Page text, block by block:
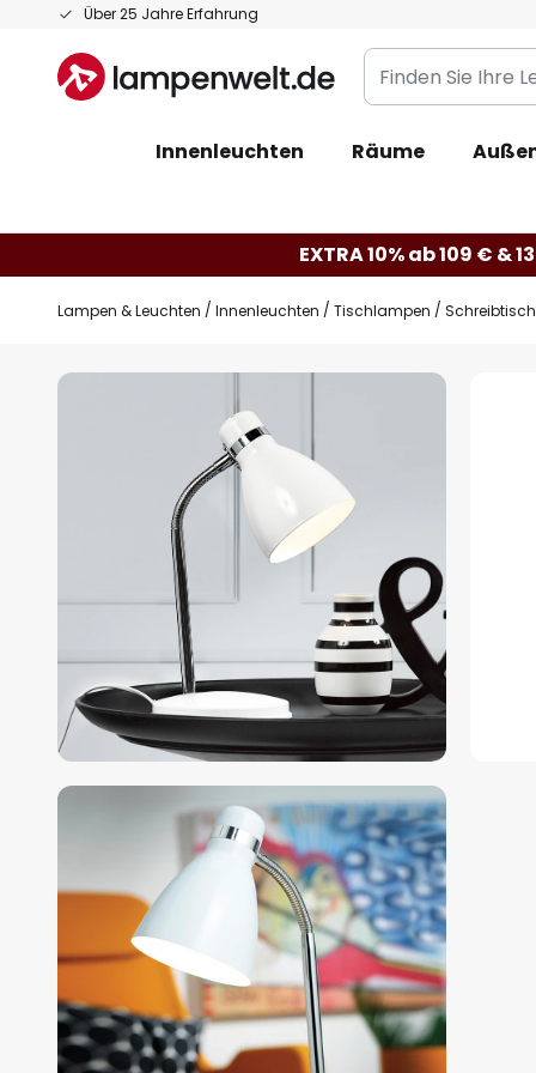
Über 25 Jahre Erfahrung
Zum
springen
Finden
Sie
Leuchte...
Innenleuchten Räume
EXTRA 10% ab 109 € &
Lampen & Leuchten Innenleuchten Tischlampen
Zum